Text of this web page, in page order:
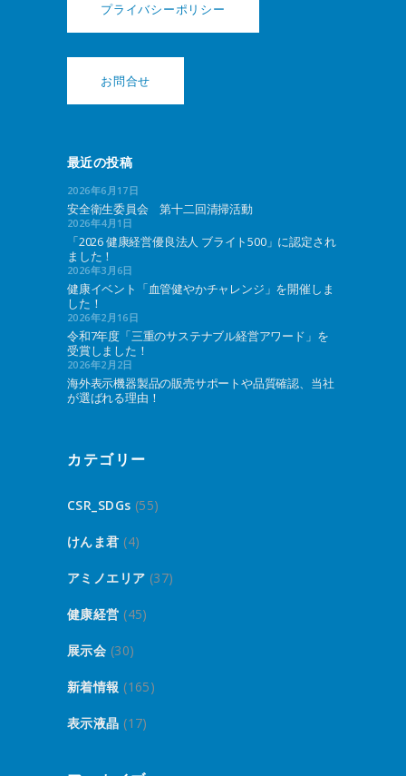
プライバシーポリシー
お問合せ
最近の投稿
2026年6月17日
安全衛生委員会 第十二回清掃活動
2026年4月1日
「2026 健康経営優良法人 ブライト500」に認定され
ました！
2026年3月6日
健康イベント「血管健やかチャレンジ」を開催しま
した！
2026年2月16日
令和7年度「三重のサステナブル経営アワード」を
受賞しました！
2026年2月2日
海外表示機器製品の販売サポートや品質確認、当社
が選ばれる理由！
カテゴリー
CSR_SDGs (55)
けんま君 (4)
アミノエリア (37)
健康経営 (45)
展示会 (30)
新着情報 (165)
表示液晶 (17)